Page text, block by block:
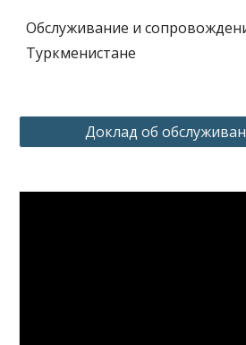
Обслуживание и
Туркменистане
Доклад об